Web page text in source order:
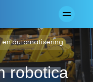
en automatisering
robotica